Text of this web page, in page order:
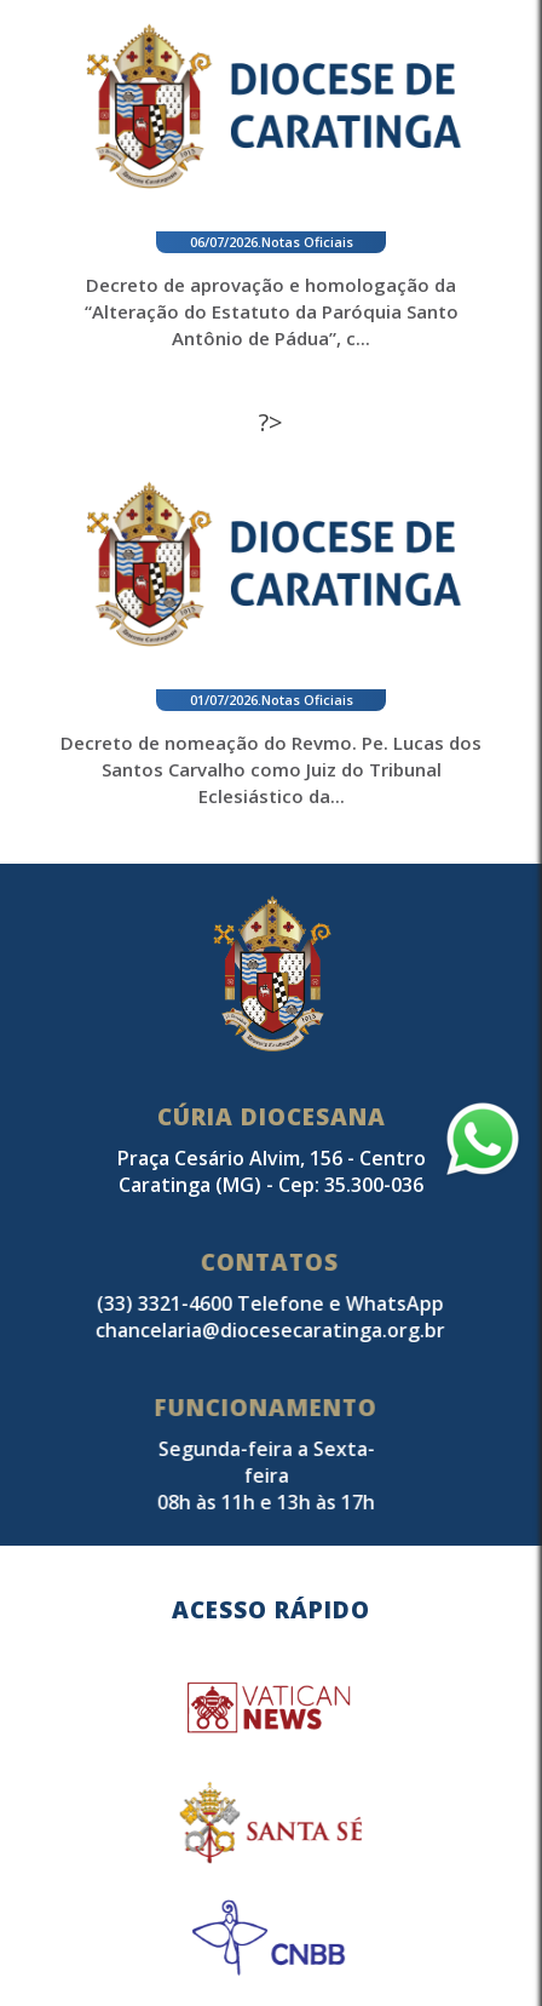
06/07/2026. Notas Oficiais
Decreto de aprovação e homologação da
“Alteração do Estatuto da Paróquia Santo
Antônio de Pádua”, c...
?>
01/07/2026. Notas Oficiais
Decreto de nomeação do Revmo. Pe. Lucas dos
Santos Carvalho como Juiz do Tribunal
Eclesiástico da...
CÚRIA DIOCESANA
Praça Cesário Alvim, 156 - Centro
Caratinga (MG) - Cep: 35.300-036
CONTATOS
(33) 3321-4600 Telefone e WhatsApp
chancelaria@diocesecaratinga.org.br
FUNCIONAMENTO
Segunda-feira a Sexta-
feira
08h às 11h e 13h às 17h
ACESSO RÁPIDO